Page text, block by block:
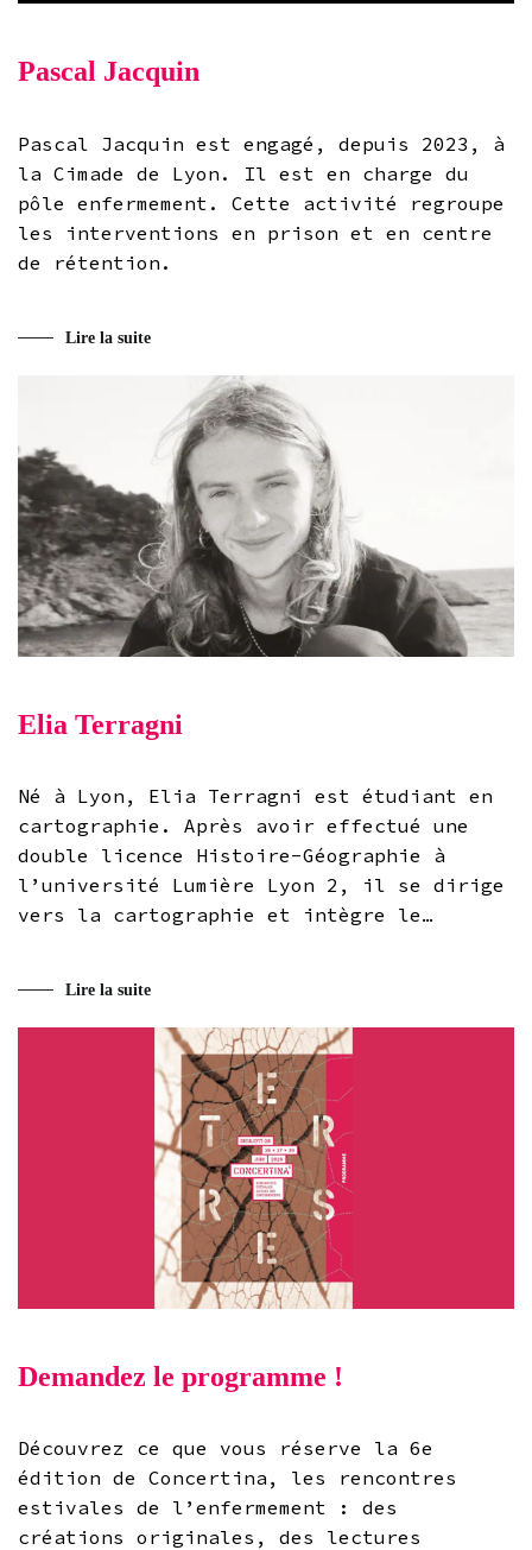
Pascal Jacquin
Pascal Jacquin est engagé, depuis 2023, à
la Cimade de Lyon. Il est en charge du
pôle enfermement. Cette activité regroupe
les interventions en prison et en centre
de rétention.
Lire la suite
Elia Terragni
Né à Lyon, Elia Terragni est étudiant en
cartographie. Après avoir effectué une
double licence Histoire-Géographie à
l’université Lumière Lyon 2, il se dirige
vers la cartographie et intègre le…
Lire la suite
Demandez le programme !
Découvrez ce que vous réserve la 6e
édition de Concertina, les rencontres
estivales de l’enfermement : des
créations originales, des lectures